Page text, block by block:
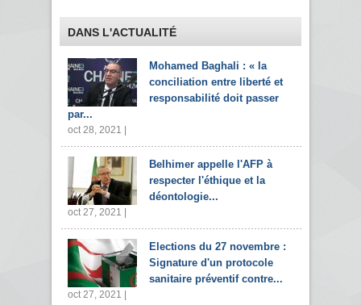
DANS L'ACTUALITÉ
Mohamed Baghali : « la
conciliation entre liberté et
responsabilité doit passer
par...
oct 28, 2021 |
Belhimer appelle l'AFP à
respecter l'éthique et la
déontologie...
oct 27, 2021 |
Elections du 27 novembre :
Signature d'un protocole
sanitaire préventif contre...
oct 27, 2021 |